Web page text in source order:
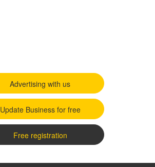
Advertising with us
Update Business for free
Free registration